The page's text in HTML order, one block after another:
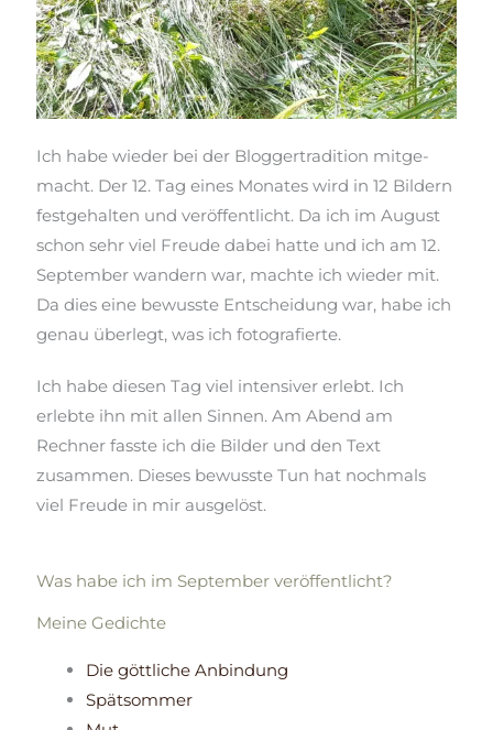
Ich habe wieder bei der Bloggertradition mitge-
macht. Der 12. Tag eines Monates wird in 12 Bildern
festgehalten und veröffentlicht. Da ich im August
schon sehr viel Freude dabei hatte und ich am 12.
September wandern war, machte ich wieder mit.
Da dies eine bewusste Entscheidung war, habe ich
genau überlegt, was ich fotografierte.
Ich habe diesen Tag viel intensiver erlebt. Ich
erlebte ihn mit allen Sinnen. Am Abend am
Rechner fasste ich die Bilder und den Text
zusammen. Dieses bewussteTun hat nochmals
viel Freude in mir ausgelöst.
Was habe ich im September veröffentlicht?
Meine Gedichte
Die göttliche Anbindung
Spätsommer